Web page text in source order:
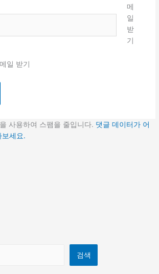
메
일
받
기
일 받기
사용하여 스팸을 줄입니다. 댓글 데이터가 어
보세요.
검색